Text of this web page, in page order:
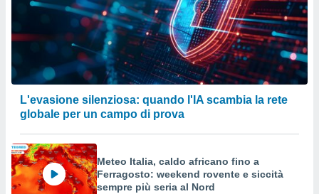
L'evasione silenziosa: quando l'IA scambia la rete
globale per un campo di prova
Meteo Italia, caldo africano fino a
Ferragosto: weekend rovente e siccità
sempre più seria al Nord